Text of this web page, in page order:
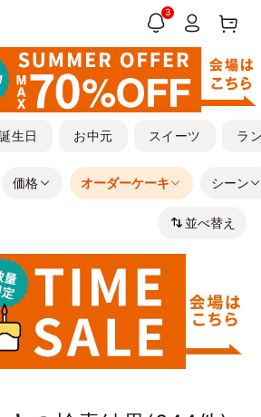
3
生日 お中元 スイーツ ラ
価格 オーダーケーキ シーン
並べ替え